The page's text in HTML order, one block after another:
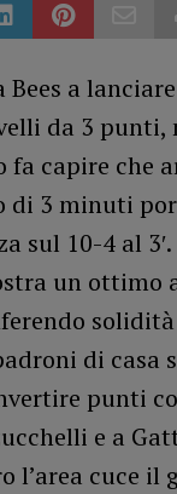
Bees a
da 3
fa capire che
di 3 minuti
sul 10-4 al 3′.
un ottimo
di casa
punti
e a
l’area cuce il